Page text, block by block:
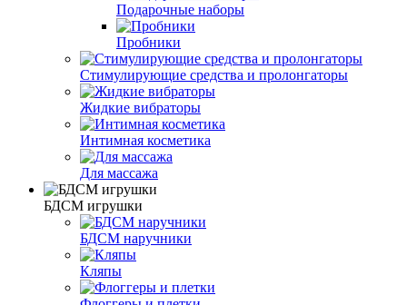
Подарочные наборы
Пробники
Стимулирующие средства и пролонгаторы
Жидкие вибраторы
Интимная косметика
Для массажа
БДСМ игрушки
БДСМ наручники
Кляпы